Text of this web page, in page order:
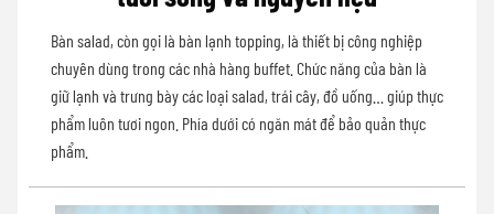
Bàn salad, còn gọi là bàn lạnh topping, là thiết bị công nghiệp
chuyên dùng trong các nhà hàng buffet. Chức năng của bàn là
giữ lạnh và trưng bày các loại salad, trái cây, đồ uống… giúp thực
phẩm luôn tươi ngon. Phía dưới có ngăn mát để bảo quản thực
phẩm.